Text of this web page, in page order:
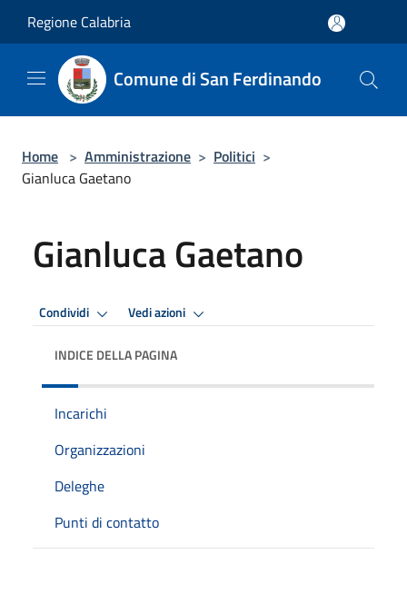
Regione Calabria
Comune di San Ferdinando
Home > Amministrazione > Politici >
Gianluca Gaetano
Gianluca Gaetano
Condividi Vedi azioni
INDICE DELLA PAGINA
Incarichi
Organizzazioni
Deleghe
Punti di contatto